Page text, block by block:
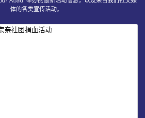
体的各类宣传活动。